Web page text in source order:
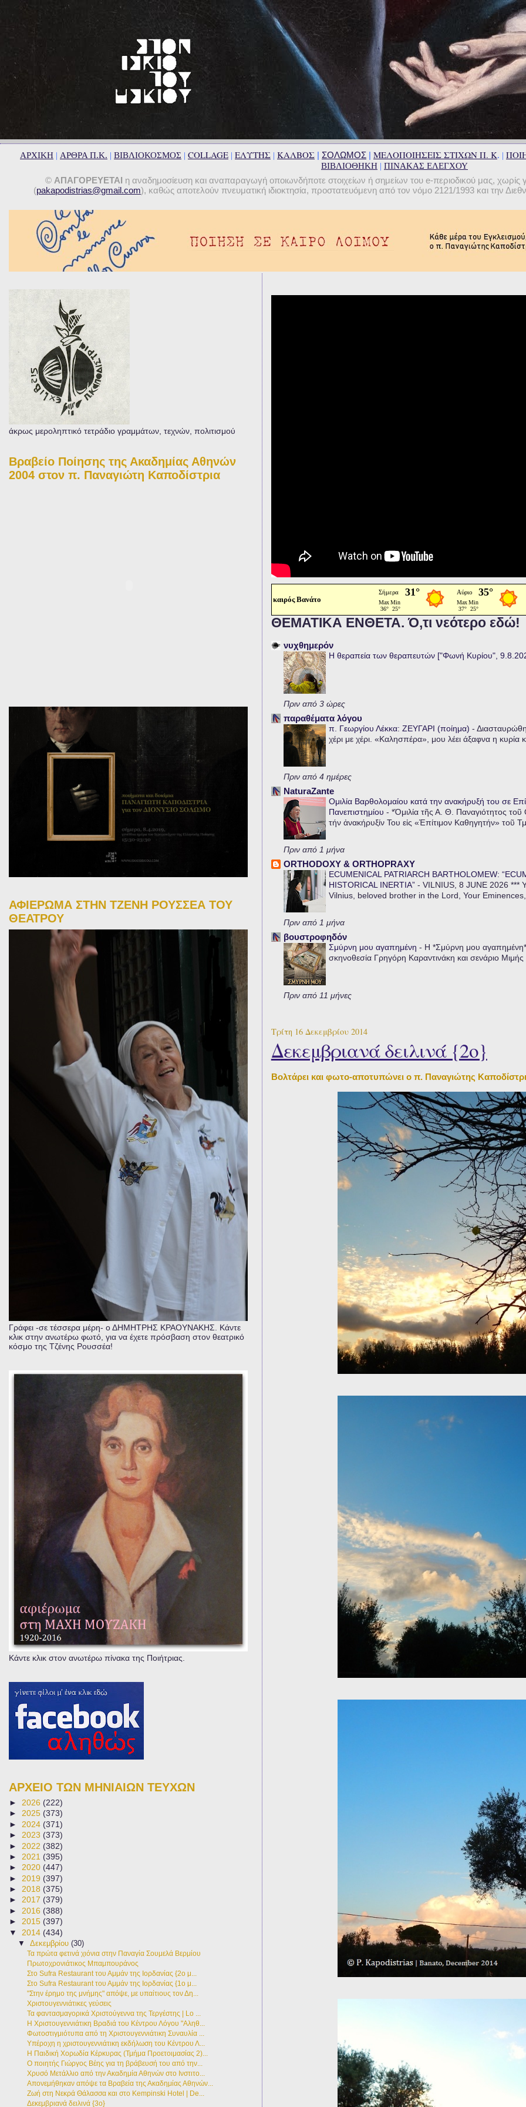
ΑΡΧΙΚΗ | ΑΡΘΡΑ Π.Κ. | ΒΙΒΛΙΟΚΟΣΜΟΣ | COLLAGE | ΕΛΥΤΗΣ | ΚΑΛΒΟΣ | ΣΟΛΩΜΟΣ | ΜΕΛΟΠΟΙΗΣΕΙΣ ΣΤΙΧΩΝ Π. Κ. |
ΒΙΒΛΙΟΘΗΚΗ | ΠΙΝΑΚΑΣ ΕΛΕΓΧΟΥ
© ΑΠΑΓΟΡΕΥΕΤΑΙ η αναδημοσίευση και αναπαραγωγή οποιωνδήποτε στοιχείων ή σημείων του e-περιοδικού μας,
(pakapodistrias@gmail.com), καθώς αποτελούν πνευματική ιδιοκτησία, προστατευόμενη από τον νόμο 2121/1993 και την
καιρός Βανάτο
ΘΕΜΑΤΙΚΑ ΕΝΘΕΤΑ. Ό,τι νεότερο εδώ!
νυχθημερόν
Η θεραπεία των θεραπευτών ["Φωνή Κυρίου",
Πριν από 3 ώρες
παραθέματα λόγου
π. Γεωργίου Λέκκα: ΖΕΥΓΑΡΙ (ποίημα) -
χέρι με χέρι. «Καλησπέρα», μου λέει άξαφνα η κυρία
Πριν από 4 ημέρες
NaturaZante
Ομιλία Βαρθολομαίου κατά την ανακήρυξή του σε
Πανεπιστημίου - *Ὁμιλία τῆς Α. Θ. Παναγιότητος
τήν ἀνακήρυξίν Του εἰς «Ἐπίτιμον Καθηγητήν» τοῦ
Πριν από 1 μήνα
ORTHODOXY & ORTHOPRAXY
ECUMENICAL PATRIARCH BARTHOLOMEW:
HISTORICAL INERTIA” - VILNIUS, 8 JUNE 2026 ***
Vilnius, beloved brother in the Lord, Your
Πριν από 1 μήνα
βουστροφηδόν
Σμύρνη μου αγαπημένη - Η *Σμύρνη μου αγαπημένη*
σκηνοθεσία Γρηγόρη Καραντινάκη και σενάριο Μιμής
Πριν από 11 μήνες
Τρίτη 16 Δεκεμβρίου 2014
Δεκεμβριανά δειλινά {2ο}
Βολτάρει και φωτο-αποτυπώνει ο π. Παναγιώτης
άκρως μεροληπτικό τετράδιο γραμμάτων, τεχνών, πολιτισμού
Βραβείο Ποίησης της Ακαδημίας Αθηνών
2004 στον π. Παναγιώτη Καποδίστρια
ΑΦΙΕΡΩΜΑ ΣΤΗΝ ΤΖΕΝΗ ΡΟΥΣΣΕΑ ΤΟΥ
ΘΕΑΤΡΟΥ
Γράφει -σε τέσσερα μέρη- ο ΔΗΜΗΤΡΗΣ ΚΡΑΟΥΝΑΚΗΣ. Κάντε
κλικ στην ανωτέρω φωτό, για να έχετε πρόσβαση στον θεατρικό
κόσμο της Τζένης Ρουσσέα!
Κάντε κλικ στον ανωτέρω πίνακα της Ποιήτριας.
ΑΡΧΕΙΟ ΤΩΝ ΜΗΝΙΑΙΩΝ ΤΕΥΧΩΝ
► 2026 (222)
► 2025 (373)
► 2024 (371)
► 2023 (373)
► 2022 (382)
► 2021 (395)
► 2020 (447)
► 2019 (397)
► 2018 (375)
► 2017 (379)
► 2016 (388)
► 2015 (397)
▼ 2014 (434)
▼Δεκεμβρίου(30)
Τα πρώτα φετινά χιόνια στην Παναγία Σουμελά Βερμίου
Πρωτοχρονιάτικος Μπαμπουράνος
Στο Sufra Restaurant του Αμμάν της Ιορδανίας {2ο μ...
Στο Sufra Restaurant του Αμμάν της Ιορδανίας {1ο μ...
"Στην έρημο της μνήμης" απόψε, με υπαίτιους τον Δη...
Χριστουγεννιάτικες γεύσεις
Τα φαντασμαγορικά Χριστούγεννα της Τεργέστης | Lo ...
Η Χριστουγεννιάτικη Βραδιά του Κέντρου Λόγου "Αληθ...
Φωτοστιγμιότυπα από τη Χριστουγεννιάτικη Συναυλία ...
Υπέροχη η χριστουγεννιάτικη εκδήλωση του Κέντρου Λ...
Η Παιδική Χορωδία Κέρκυρας (Τμήμα Προετοιμασίας 2)...
Ο ποιητής Γιώργος Βέης για τη βράβευσή του από την...
Χρυσό Μετάλλιο από την Ακαδημία Αθηνών στο Ινστιτο...
Απονεμήθηκαν απόψε τα Βραβεία της Ακαδημίας Αθηνών...
Ζωή στη Νεκρά Θάλασσα και στο Kempinski Hotel | De...
Δεκεμβριανά δειλινά {3ο}